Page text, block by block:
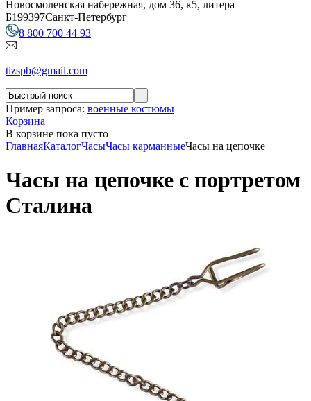
Новосмоленская набережная, дом 36, к5, литера
Б199397Санкт-Петербург
8 800 700 44 93
tizspb@gmail.com
Пример запроса: военные костюмы
Корзина
В корзине пока пусто
ГлавнаяКаталогЧасыЧасы карманныеЧасы на цепочке
Часы на цепочке с портретом
Сталина